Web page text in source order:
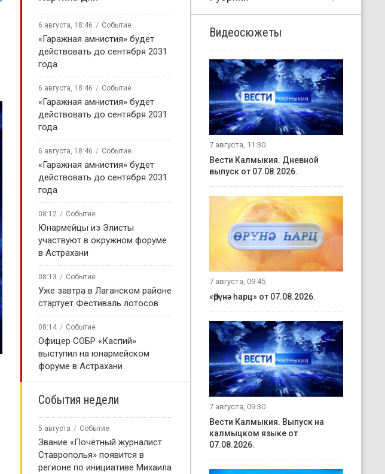
6 августа, 18:46 Событие
«Гаражная амнистия» будет
действовать до сентября 2031
года
6 августа, 18:46 Событие
«Гаражная амнистия» будет
действовать до сентября 2031
года
6 августа, 18:46 Событие
«Гаражная амнистия» будет
действовать до сентября 2031
года
08:12 Событие
Юнармейцы из Элисты
участвуют в окружном форуме
в Астрахани
08:13 Событие
Уже завтра в Лаганском районе
стартует Фестиваль лотосов
08:14 Событие
Офицер СОБР «Каспий»
выступил на юнармейском
форуме в Астрахани
События недели
5 августа Событие
Звание «Почётный журналист
Ставрополья» появится в
регионе по инициативе Михаила
Видеосюжеты
7 августа, 11:30
Вести Калмыкия. Дневной
выпуск от 07.08.2026.
7 августа, 09:45
«Өрүнә һарц» от 07.08.2026.
7 августа, 09:30
Вести Калмыкия. Выпуск на
калмыцком языке от
07.08.2026.